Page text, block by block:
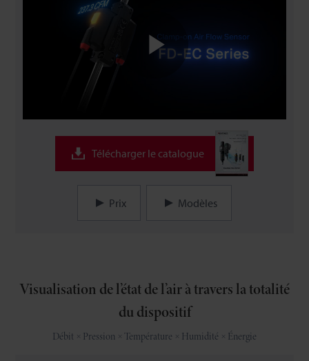
la
vidéo
Télécharger le catalogue
Prix Modèles
Visualisation de l’état de l’air à travers la totalité
du dispositif
Débit Pression Température Humidité Énergie